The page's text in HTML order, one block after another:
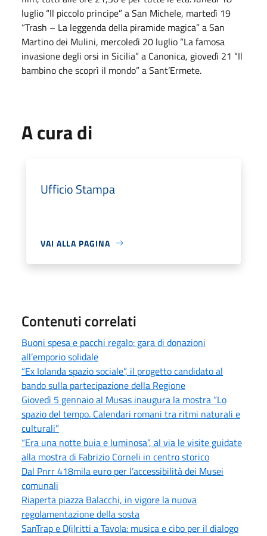
luglio “Il piccolo principe” a San Michele, martedì 19
“Trash – La leggenda della piramide magica” a San
Martino dei Mulini, mercoledì 20 luglio “La famosa
invasione degli orsi in Sicilia” a Canonica, giovedì 21 “Il
bambino che scoprì il mondo” a Sant’Ermete.
A cura di
Ufficio Stampa
VAI ALLA PAGINA
Contenuti correlati
Buoni spesa e pacchi regalo: gara di donazioni
all’emporio solidale
“Ex Iolanda spazio sociale”, il progetto candidato al
bando sulla partecipazione della Regione
Giovedì 5 gennaio al Musas inaugura la mostra “Lo
spazio del tempo. Calendari romani tra ritmi naturali e
culturali”
“Era una notte buia e luminosa”, al via le visite guidate
alla mostra di Fabrizio Corneli in centro storico
Dal Pnrr 418mila euro per l’accessibilità dei Musei
comunali
Riaperta piazza Balacchi, in vigore la nuova
regolamentazione della sosta
SanTrap e D(i)ritti a Tavola: musica e cibo per il dialogo